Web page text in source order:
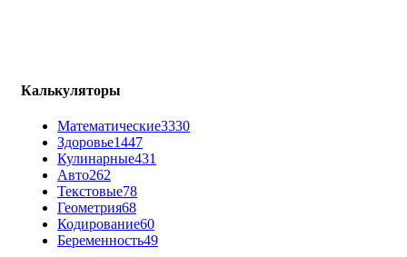
Калькуляторы
Математические3330
Здоровье1447
Кулинарные431
Авто262
Текстовые78
Геометрия68
Кодирование60
Беременность49